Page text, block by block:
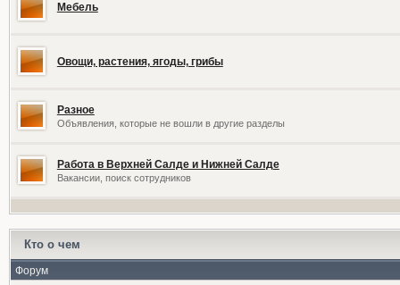
Мебель
Овощи, растения, ягоды, грибы
Разное
Объявления, которые не вошли в другие разделы
Работа в Верхней Салде и Нижней Салде
Вакансии, поиск сотрудников
Кто о чем
Форум